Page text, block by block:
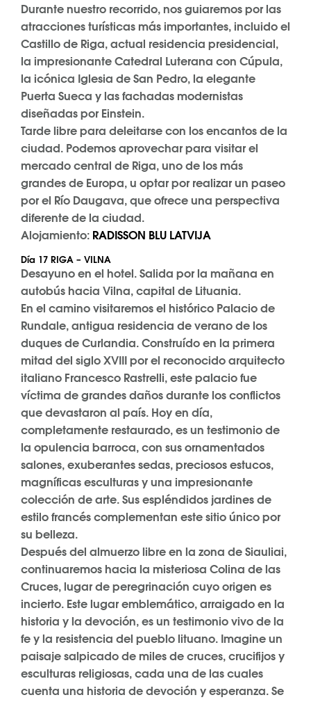
Durante nuestro recorrido, nos guiaremos por las
atracciones turísticas más importantes, incluido el
Castillo de Riga, actual residencia presidencial,
la impresionante Catedral Luterana con Cúpula,
la icónica Iglesia de San Pedro, la elegante
Puerta Sueca y las fachadas modernistas
diseñadas por Einstein.
Tarde libre para deleitarse con los encantos de la
ciudad. Podemos aprovechar para visitar el
mercado central de Riga, uno de los más
grandes de Europa, u optar por realizar un paseo
por el Río Daugava, que ofrece una perspectiva
diferente de la ciudad.
Alojamiento: RADISSON BLU LATVIJA
Día 17 RIGA – VILNA
Desayuno en el hotel. Salida por la mañana en
autobús hacia Vilna, capital de Lituania.
En el camino visitaremos el histórico Palacio de
Rundale, antigua residencia de verano de los
duques de Curlandia. Construído en la primera
mitad del siglo XVIII por el reconocido arquitecto
italiano Francesco Rastrelli, este palacio fue
víctima de grandes daños durante los conflictos
que devastaron al país. Hoy en día,
completamente restaurado, es un testimonio de
la opulencia barroca, con sus ornamentados
salones, exuberantes sedas, preciosos estucos,
magníficas esculturas y una impresionante
colección de arte. Sus espléndidos jardines de
estilo francés complementan este sitio único por
su belleza.
Después del almuerzo libre en la zona de Siauliai,
continuaremos hacia la misteriosa Colina de las
Cruces, lugar de peregrinación cuyo origen es
incierto. Este lugar emblemático, arraigado en la
historia y la devoción, es un testimonio vivo de la
fe y la resistencia del pueblo lituano. Imagine un
paisaje salpicado de miles de cruces, crucifijos y
esculturas religiosas, cada una de las cuales
cuenta una historia de devoción y esperanza. Se